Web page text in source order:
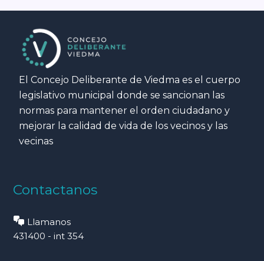
El Concejo Deliberante de Viedma es el cuerpo
legislativo municipal donde se sancionan las
normas para mantener el orden ciudadano y
mejorar la calidad de vida de los vecinos y las
vecinas
Contactanos
Llamanos
431400 - int 354